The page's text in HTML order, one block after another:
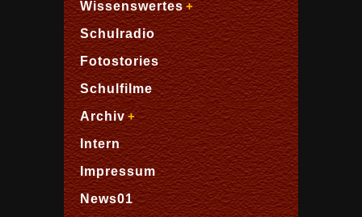
Wissenswertes
Schulradio
Fotostories
Schulfilme
Archiv
Intern
Impressum
News01